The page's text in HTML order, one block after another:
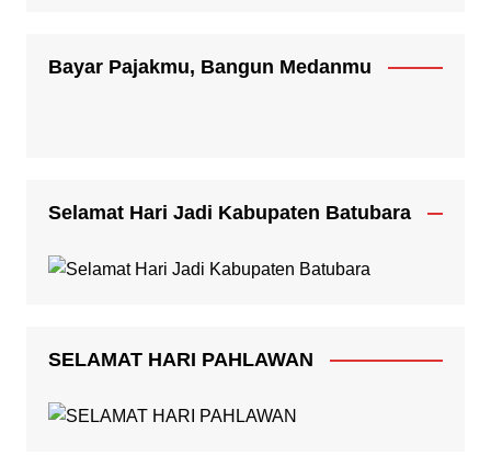
Bayar Pajakmu, Bangun Medanmu
Selamat Hari Jadi Kabupaten Batubara
SELAMAT HARI PAHLAWAN